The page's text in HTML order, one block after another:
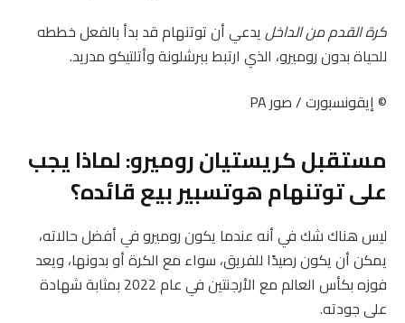
كرة القدم من الداخل يدعي أن توتنهام قد بدأ بالفعل خططه
للحياة بدون روميرو، الذي ارتبط ببرشلونة وأتلتيكو مدريد.
© إيقونسبورت / صور PA
مستقبل كريستيان روميرو: لماذا يجب
على توتنهام هوتسبير بيع قائده؟
ليس هناك شك في أنه عندما يكون روميرو في أفضل حالاته،
يمكن أن يكون رصيدًا للفريق، سواء مع الكرة أو بدونها، ويعد
فوزه بكأس العالم مع الأرجنتين في عام 2022 بمثابة شهادة
على جودته.